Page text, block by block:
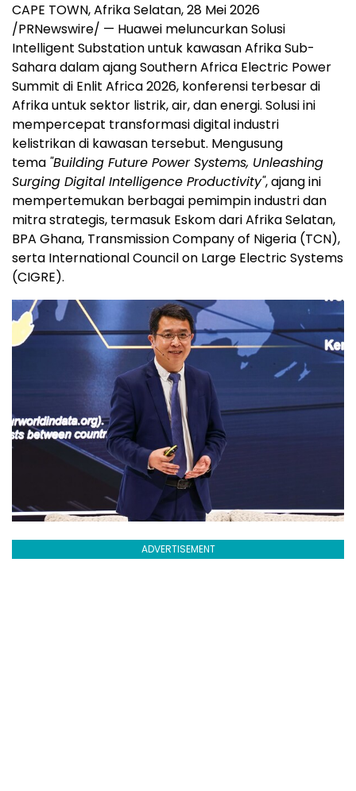
CAPE TOWN, Afrika Selatan,28 Mei 2026
/PRNewswire/ — Huawei meluncurkan Solusi
Intelligent Substation untuk kawasan Afrika Sub-
Sahara dalam ajang Southern Africa Electric Power
Summit di Enlit Africa 2026, konferensi terbesar di
Afrika untuk sektor listrik, air, dan energi. Solusi ini
mempercepat transformasi digital industri
kelistrikan di kawasan tersebut. Mengusung
tema "Building Future Power Systems, Unleashing
Surging Digital Intelligence Productivity", ajang ini
mempertemukan berbagai pemimpin industri dan
mitra strategis, termasuk Eskom dari Afrika Selatan,
BPA Ghana, Transmission Company of Nigeria (TCN),
serta International Council on Large Electric Systems
(CIGRE).
ADVERTISEMENT